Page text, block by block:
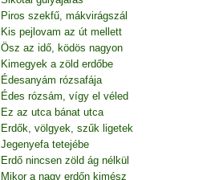
Piros szekfű, mákvirágszál
Kis pejlovam az út mellett
Ösz az idő, ködös nagyon
Kimegyek a zöld erdőbe
Édesanyám rózsafája
Édes rózsám, vígy el véled
Ez az utca bánat utca
Erdők, völgyek, szűk ligetek
Jegenyefa tetejébe
Erdő nincsen zöld ág nélkül
Mikor a nagy erdőn kimész